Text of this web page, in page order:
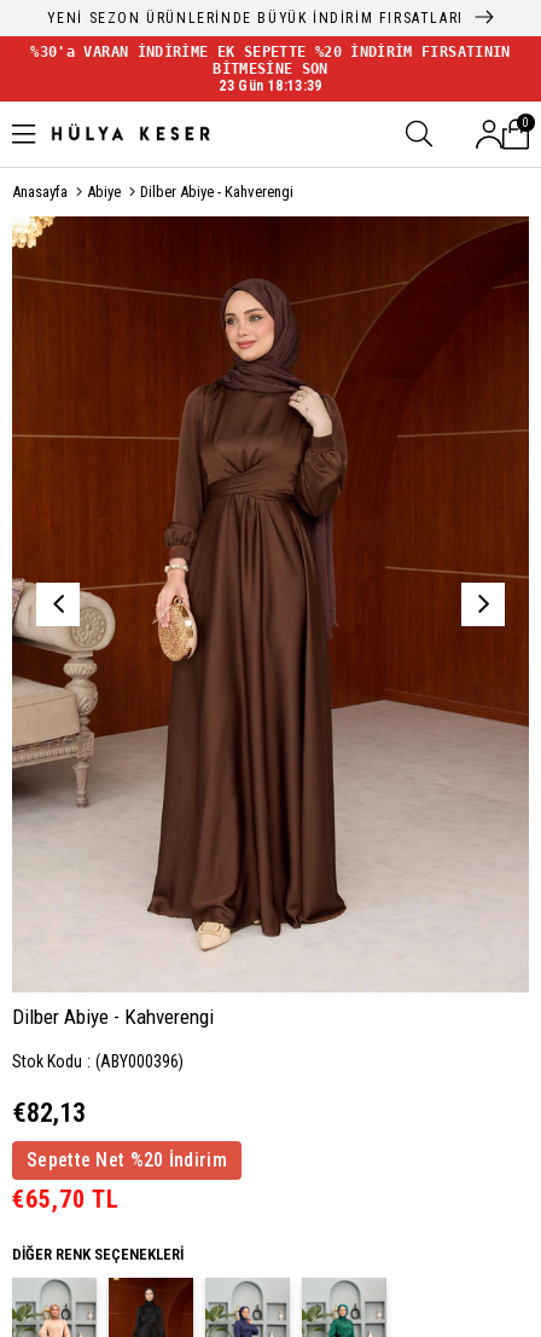
YENİ SEZON ÜRÜNLERİNDE BÜYÜK İNDİRİM FIRSATLARI
%30'a VARAN İNDİRİME EK SEPETTE %20 İNDİRİM FIRSATININ
BİTMESİNE SON
23 Gün 18:13:39
0
Anasayfa Abiye Dilber Abiye - Kahverengi
Dilber Abiye - Kahverengi
Stok Kodu (ABY000396)
€82,13
Sepette Net %20 İndirim
€65,70 TL
DIĞER RENK SEÇENEKLERI